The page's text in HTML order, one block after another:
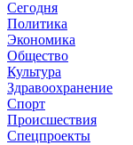
Сегодня
Политика
Экономика
Общество
Культура
Здравоохранение
Спорт
Происшествия
Спецпроекты